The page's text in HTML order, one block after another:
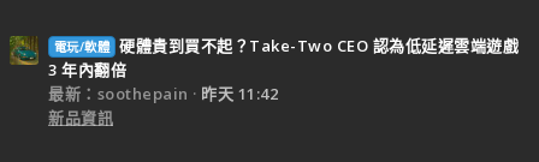
電玩/軟體 硬體貴到買不起？Take-Two CEO 認為低延遲雲端遊戲
3 年內翻倍
最新：soothepain
昨天 11:42
新品資訊